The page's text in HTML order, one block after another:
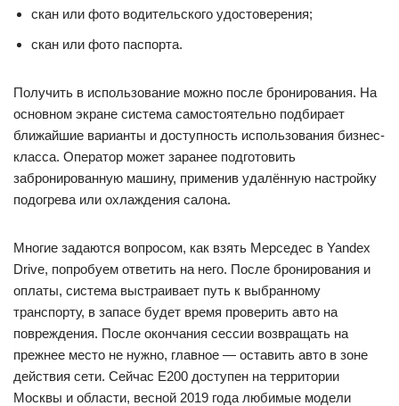
скан или фото водительского удостоверения;
скан или фото паспорта.
Получить в использование можно после бронирования. На
основном экране система самостоятельно подбирает
ближайшие варианты и доступность использования бизнес-
класса. Оператор может заранее подготовить
забронированную машину, применив удалённую настройку
подогрева или охлаждения салона.
Многие задаются вопросом, как взять Мерседес в Yandex
Drive, попробуем ответить на него. После бронирования и
оплаты, система выстраивает путь к выбранному
транспорту, в запасе будет время проверить авто на
повреждения. После окончания сессии возвращать на
прежнее место не нужно, главное — оставить авто в зоне
действия сети. Сейчас Е200 доступен на территории
Москвы и области, весной 2019 года любимые модели